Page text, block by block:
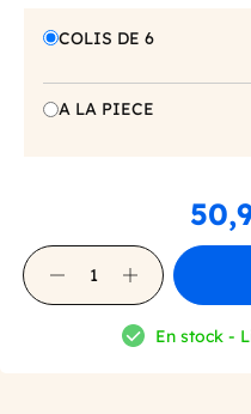
COLIS DE 6
A LA PIECE
En stock -